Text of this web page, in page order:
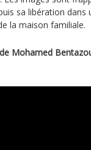
sa libération dans
la maison familiale.
Mohamed